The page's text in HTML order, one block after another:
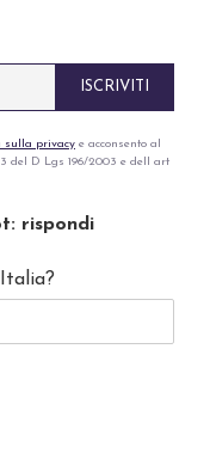
sulla privacy e acconsento al
del D Lgs 196/2003 e dell art
rispondi
ISCRIVITI